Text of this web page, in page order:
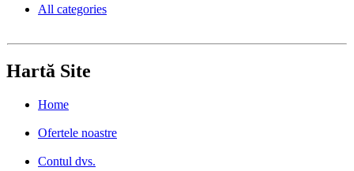
All categories
Hartă Site
Home
Ofertele noastre
Contul dvs.